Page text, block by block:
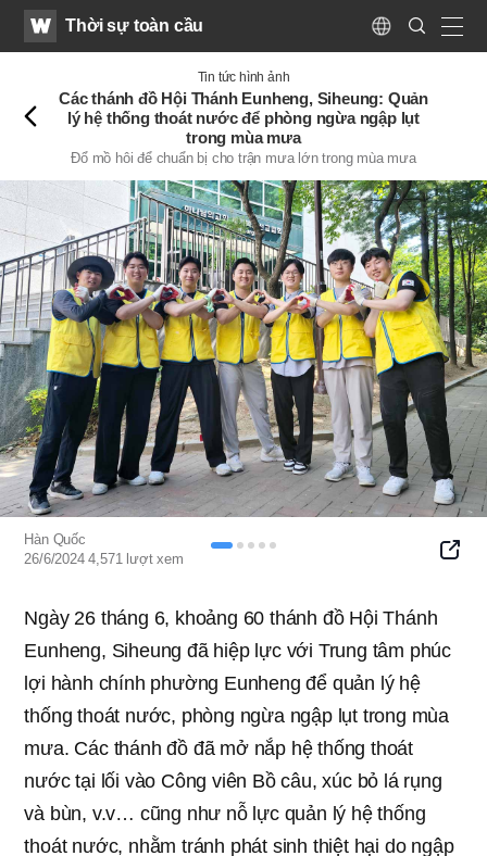
WATVThời sự toàn cầu
Language
Search
Submit
Tin tức hình ảnh
Các thánh đồ Hội Thánh Eunheng, Siheung: Quản
lý hệ thống thoát nước để phòng ngừa ngập lụt
trong mùa mưa
Đổ mồ hôi để chuẩn bị cho trận mưa lớn trong mùa mưa
Hàn Quốc
26/6/2024 4,571 lượt xem
SNS
Ngày 26 tháng 6, khoảng 60 thánh đồ Hội Thánh
Eunheng, Siheung đã hiệp lực với Trung tâm phúc
lợi hành chính phường Eunheng để quản lý hệ
thống thoát nước, phòng ngừa ngập lụt trong mùa
mưa. Các thánh đồ đã mở nắp hệ thống thoát
nước tại lối vào Công viên Bồ câu, xúc bỏ lá rụng
và bùn, v.v… cũng như nỗ lực quản lý hệ thống
thoát nước, nhằm tránh phát sinh thiệt hại do ngập